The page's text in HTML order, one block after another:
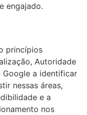
engajado.
princípios
Autoridade
a identificar
nessas áreas,
e a
nos